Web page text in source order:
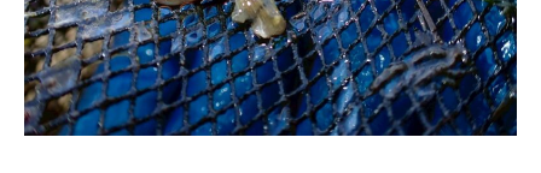
2026.08.04
サンゴが白くなる「白化現象」と
は？原因と対策をわかりやすく解
説
2026.08.03
可児市のクリニック様へ水槽メン
テナンス｜美しい水景を支える定
期メンテナンスの大切さ